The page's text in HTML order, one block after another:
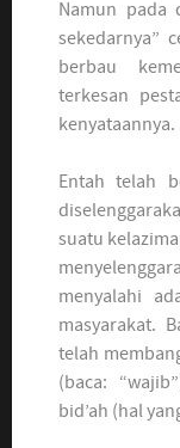
Namun pada
sekedarnya”
berbau
terkesan
kenyataannya.
Entah telah
suatu
menyalahi
masyarakat.
telah
(baca:
bid’ah (hal